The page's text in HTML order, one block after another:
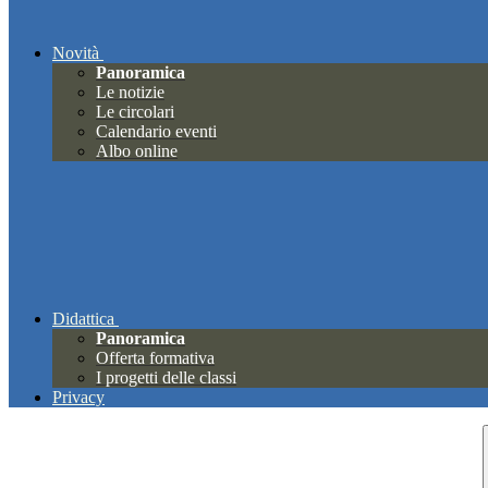
Novità
Panoramica
Le notizie
Le circolari
Calendario eventi
Albo online
Didattica
Panoramica
Offerta formativa
I progetti delle classi
Privacy